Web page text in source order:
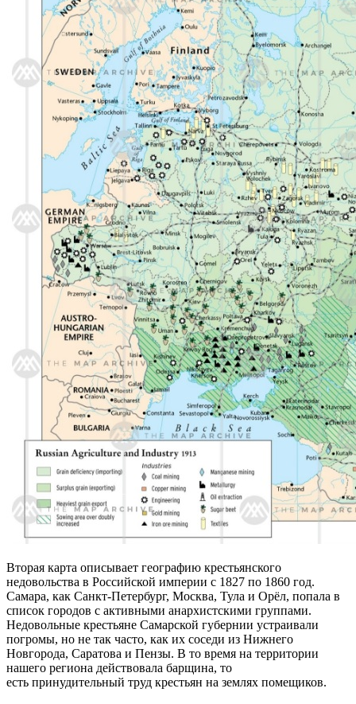
Вторая карта описывает географию крестьянского
недовольства в Российской империи с 1827 по 1860 год.
Самара, как Санкт-Петербург, Москва, Тула и Орёл, попала в
список городов с активными анархистскими группами.
Недовольные крестьяне Самарской губернии устраивали
погромы, но не так часто, как их соседи из Нижнего
Новгорода, Саратова и Пензы. В то время на территории
нашего региона действовала барщина, то
есть принудительный труд крестьян на землях помещиков.